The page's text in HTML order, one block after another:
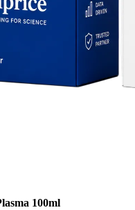
100ml